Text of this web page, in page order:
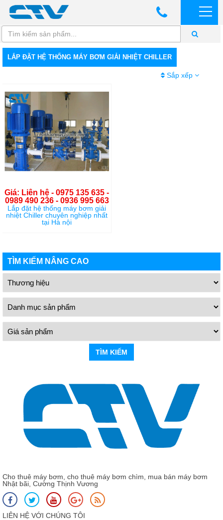
LẮP ĐẶT HỆ THỐNG MÁY BƠM GIẢI NHIỆT CHILLER
Sắp xếp
Giá: Liên hệ - 0975 135 635 -
0989 490 236 - 0936 995 663
Lắp đặt hệ thống máy bơm giải
nhiệt Chiller chuyên nghiệp nhất
tại Hà nội
TÌM KIẾM NÂNG CAO
TÌM KIẾM
Cho thuê máy bơm, cho thuê máy bơm chìm, mua bán máy bơm
Nhật bãi, Cường Thịnh Vương
LIÊN HỆ VỚI CHÚNG TÔI